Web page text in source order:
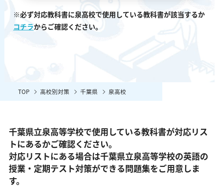
※必ず対応教科書に泉高校で使用している教科書が該当するか
コチラからご確認ください。
TOP 高校別対策 千葉県 泉高校
千葉県立泉高等学校で使用している教科書が対応リス
トにあるかご確認ください。
対応リストにある場合は千葉県立泉高等学校の英語の
授業・定期テスト対策ができる問題集をご用意しま
す。